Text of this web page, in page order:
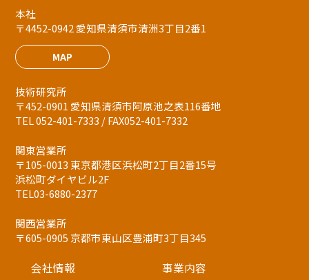
本社
〒4452-0942 愛知県清須市清洲3丁目2番1
MAP
技術研究所
〒452-0901 愛知県清須市阿原池之表116番地
TEL 052-401-7333 / FAX052-401-7332
関東営業所
〒105-0013 東京都港区浜松町2丁目2番15号
浜松町ダイヤビル2F
TEL03-6880-2377
関西営業所
〒605-0905 京都市東山区豊浦町3丁目345
会社情報 事業内容